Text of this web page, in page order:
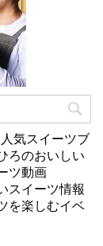
気スイーツブ
ろのおいしい
ツ動画
スイーツ情報
を楽しむイベ